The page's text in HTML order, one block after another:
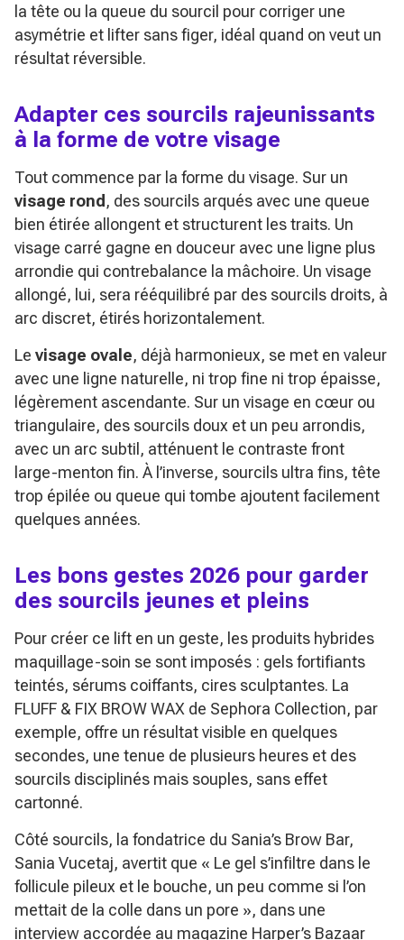
la tête ou la queue du sourcil pour corriger une
asymétrie et lifter sans figer, idéal quand on veut un
résultat réversible.
Adapter ces sourcils rajeunissants
à la forme de votre visage
Tout commence par la forme du visage. Sur un
visage rond, des sourcils arqués avec une queue
bien étirée allongent et structurent les traits. Un
visage carré gagne en douceur avec une ligne plus
arrondie qui contrebalance la mâchoire. Un visage
allongé, lui, sera rééquilibré par des sourcils droits, à
arc discret, étirés horizontalement.
Le visage ovale, déjà harmonieux, se met en valeur
avec une ligne naturelle, ni trop fine ni trop épaisse,
légèrement ascendante. Sur un visage en cœur ou
triangulaire, des sourcils doux et un peu arrondis,
avec un arc subtil, atténuent le contraste front
large-menton fin. À l’inverse, sourcils ultra fins, tête
trop épilée ou queue qui tombe ajoutent facilement
quelques années.
Les bons gestes 2026 pour garder
des sourcils jeunes et pleins
Pour créer ce lift en un geste, les produits hybrides
maquillage-soin se sont imposés : gels fortifiants
teintés, sérums coiffants, cires sculptantes. La
FLUFF & FIX BROW WAX de Sephora Collection, par
exemple, offre un résultat visible en quelques
secondes, une tenue de plusieurs heures et des
sourcils disciplinés mais souples, sans effet
cartonné.
Côté sourcils, la fondatrice du Sania’s Brow Bar,
Sania Vucetaj, avertit que « Le gel s’infiltre dans le
follicule pileux et le bouche, un peu comme si l’on
mettait de la colle dans un pore », dans une
interview accordée au magazine Harper’s Bazaar